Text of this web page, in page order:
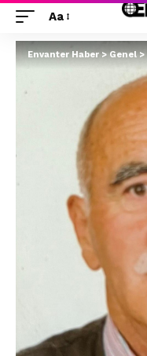
Aa
Envanter Haber>Genel>